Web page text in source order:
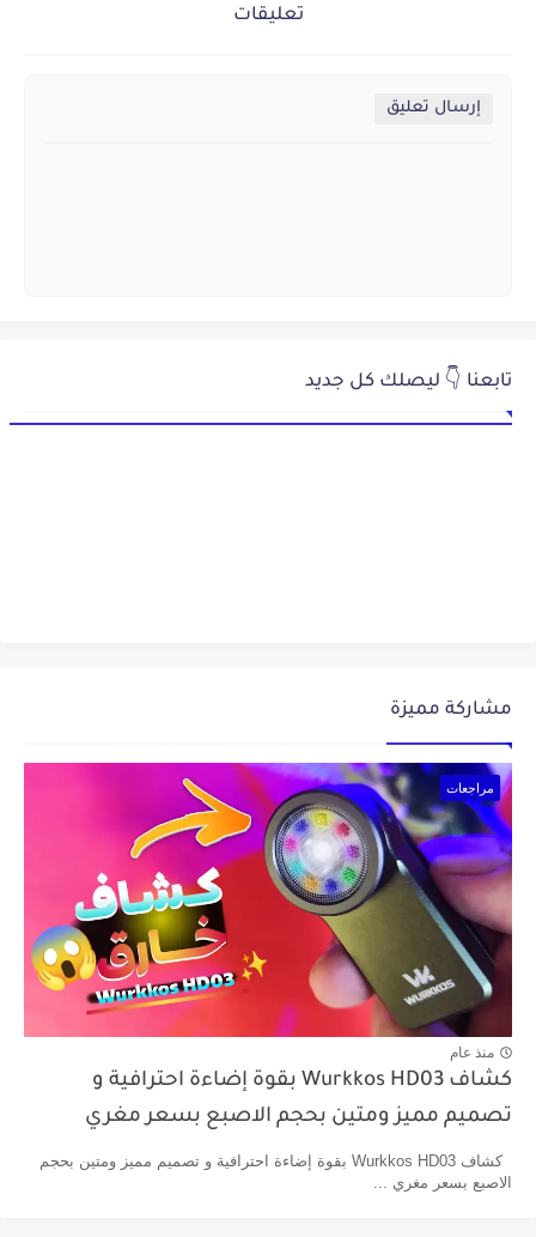
تعليقات
إرسال تعليق
تابعنا 👇 ليصلك كل جديد
مشاركة مميزة
مراجعات
منذ عام
كشاف Wurkkos HD03 بقوة إضاءة احترافية و
تصميم مميز ومتين بحجم الاصبع بسعر مغري
كشاف Wurkkos HD03 بقوة إضاءة احترافية و تصميم مميز ومتين بحجم
الاصبع بسعر مغري ...